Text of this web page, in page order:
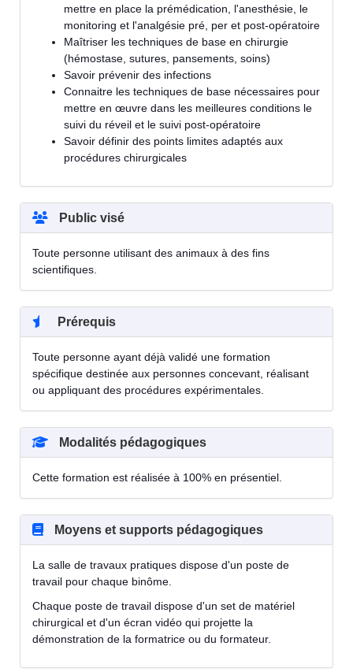
mettre en place la prémédication, l'anesthésie, le
monitoring et l'analgésie pré, per et post-opératoire
Maîtriser les techniques de base en chirurgie
(hémostase, sutures, pansements, soins)
Savoir prévenir des infections
Connaitre les techniques de base nécessaires pour
mettre en œuvre dans les meilleures conditions le
suivi du réveil et le suivi post-opératoire
Savoir définir des points limites adaptés aux
procédures chirurgicales
Public visé
Toute personne utilisant des animaux à des fins
scientifiques.
Prérequis
Toute personne ayant déjà validé une formation
spécifique destinée aux personnes concevant, réalisant
ou appliquant des procédures expérimentales.
Modalités pédagogiques
Cette formation est réalisée à 100% en présentiel.
Moyens et supports pédagogiques
La salle de travaux pratiques dispose d'un poste de
travail pour chaque binôme.
Chaque poste de travail dispose d'un set de matériel
chirurgical et d'un écran vidéo qui projette la
démonstration de la formatrice ou du formateur.